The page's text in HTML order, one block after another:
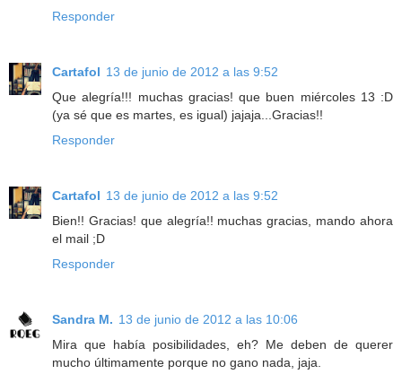
Responder
Cartafol 13 de junio de 2012 a las 9:52
Que alegría!!! muchas gracias! que buen miércoles 13 :D
(ya sé que es martes, es igual) jajaja...Gracias!!
Responder
Cartafol 13 de junio de 2012 a las 9:52
Bien!! Gracias! que alegría!! muchas gracias, mando ahora
el mail ;D
Responder
Sandra M. 13 de junio de 2012 a las 10:06
Mira que había posibilidades, eh? Me deben de querer
mucho últimamente porque no gano nada, jaja.